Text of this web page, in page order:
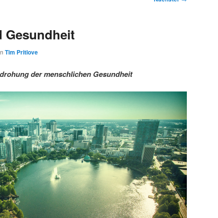
Gesundheit
Tim Pritlove
der menschlichen Gesundheit